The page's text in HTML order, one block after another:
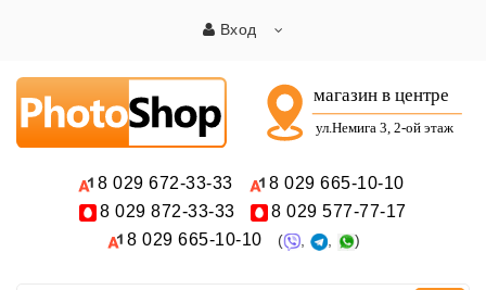
Вход
8 029 672-33-33 8 029 665-10-10
8 029 872-33-33 8 029 577-77-17
8 029 665-10-10 ( , , )